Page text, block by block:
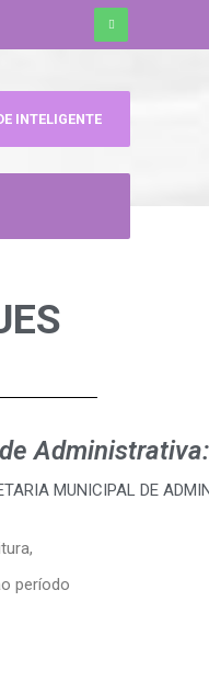
INTELIGENTE
Administrativa:
MUNICIPAL DE
período